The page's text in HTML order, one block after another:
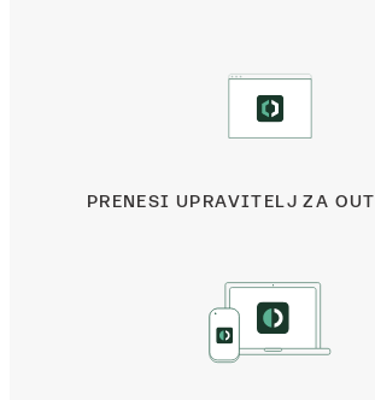
PRENESI UPRAVITELJ ZA